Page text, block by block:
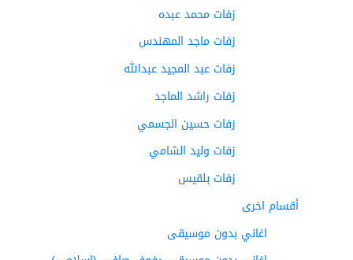
زفات محمد عبده
زفات ماجد المهندس
زفات عبد المجيد عبدالله
زفات راشد الماجد
زفات حسين الجسمي
زفات وليد الشامي
زفات بلقيس
أقسام اخرى
اغاني بدون موسيقى